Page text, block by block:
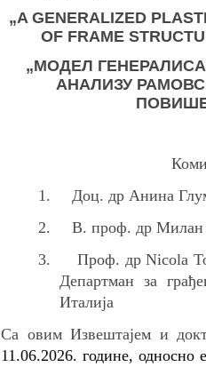
„A GENERALIZED
OF FRAME
„МОДЕЛ
АНАЛИЗУ
1.
Доц. др Анина
2.
В. проф. др Милан
3.
Проф. др Nicola
Департман за
Италија
Са овим Извештајем и
11.06.2026. године, односно